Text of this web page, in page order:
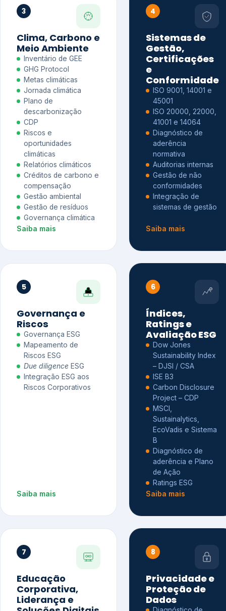
3
Clima, Carbono e
Meio Ambiente
Inventário de GEE
GHG Protocol
Metas climáticas
Jornada climática
Plano de
descarbonização
CDP
Riscos e
oportunidades
climáticas
Relatórios climáticos
Créditos de carbono e
compensação
Gestão ambiental
Gestão de resíduos
Governança climática
Saiba mais
4
Sistemas de
Gestão,
Certificações
e
Conformidade
ISO 9001, 14001 e
45001
ISO 20000, 22000,
41001 e 14064
Diagnóstico de
aderência
normativa
Auditorias internas
Gestão de não
conformidades
Integração de
sistemas de gestão
Saiba mais
5
Governança e
Riscos
Governança ESG
Mapeamento de
Riscos ESG
Due diligence ESG
Integração ESG aos
Riscos Corporativos
Saiba mais
6
Índices,
Ratings e
Avaliação ESG
Dow Jones
Sustainability Index
– DJSI / CSA
ISE B3
Carbon Disclosure
Project – CDP
MSCI,
Sustainalytics,
EcoVadis e Sistema
B
Diagnóstico de
aderência e Plano
de Ação
Ratings ESG
Saiba mais
7
Educação
Corporativa,
Liderança e
8
Privacidade e
Proteção de
Dados